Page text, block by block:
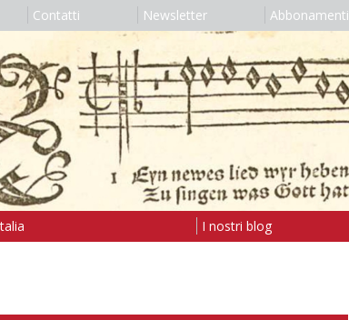
Contatti Newsletter Abbonamenti
I nostri blog